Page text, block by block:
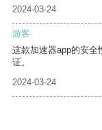
2024-03-24
游客
这款加速器app的安全
证。
2024-03-24